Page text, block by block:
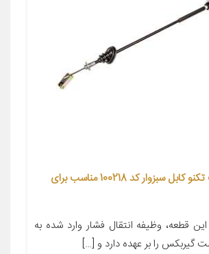
کابل کلاچ شرکت تکنو کابل سبزوار کد 100218 مناسب برای
قطعه، وظیفه انتقال فشار وارد شده به
گیربکس را بر عهده دارد و […]